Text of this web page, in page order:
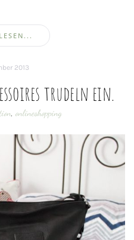
2013
trudeln ein.
, onlineshopping